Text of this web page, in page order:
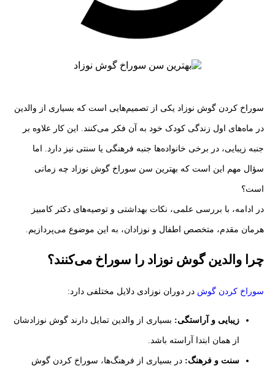
سوراخ کردن گوش نوزاد یکی از تصمیم‌هایی است که بسیاری از والدین
در ماه‌های اول زندگی کودک خود به آن فکر می‌کنند. این کار علاوه بر
جنبه زیبایی، در برخی خانواده‌ها جنبه فرهنگی یا سنتی نیز دارد. اما
سؤال مهم این است که بهترین سن سوراخ گوش نوزاد چه زمانی
است؟
در ادامه، با بررسی علمی، نکات بهداشتی و توصیه‌های دکتر کامبیز
هرمان مقدم، متخصص اطفال و نوزادان، به این موضوع می‌پردازیم.
چرا والدین گوش نوزاد را سوراخ می‌کنند؟
سوراخ کردن گوش در دوران نوزادی دلایل مختلفی دارد:
زیبایی و آراستگی: بسیاری از والدین تمایل دارند گوش نوزادشان
از همان ابتدا آراسته باشد.
سنت و فرهنگ: در بسیاری از فرهنگ‌ها، سوراخ کردن گوش